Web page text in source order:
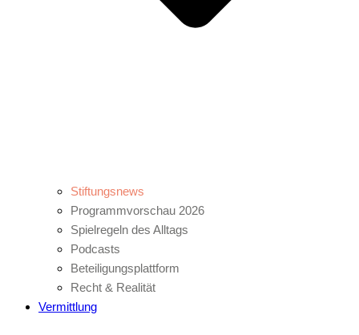
Stiftungsnews
Programmvorschau 2026
Spielregeln des Alltags
Podcasts
Beteiligungsplattform
Recht & Realität
Vermittlung